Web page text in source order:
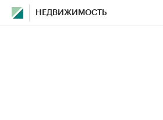
НЕДВИЖИМОСТЬ